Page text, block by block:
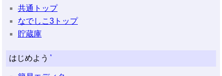
共通トップ
なでしこ3トップ
貯蔵庫
はじめよう *